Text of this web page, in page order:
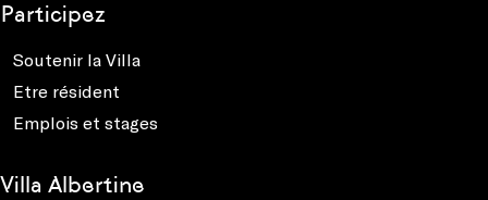
Participez
Soutenir la Villa
Etre résident
Emplois et stages
Villa Albertine